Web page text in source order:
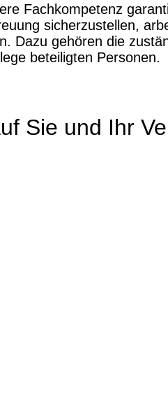
Fachkompetenz
sicherzustellen,
Dazu gehören die
beteiligten Personen.
Sie und Ihr